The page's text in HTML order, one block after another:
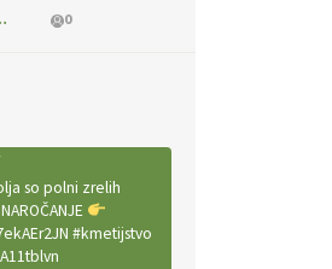
0
so polni zrelih
NAROČANJE
#kmetijstvo